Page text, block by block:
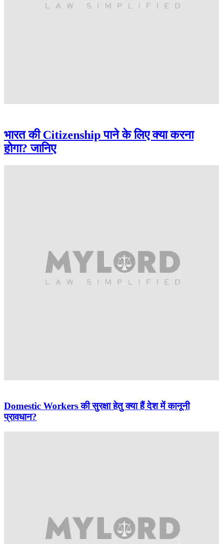
भारत की Citizenship पाने के लिए क्या करना
होगा? जानिए
Domestic Workers की सुरक्षा हेतु क्या हैं देश में कानूनी
प्रावधान?